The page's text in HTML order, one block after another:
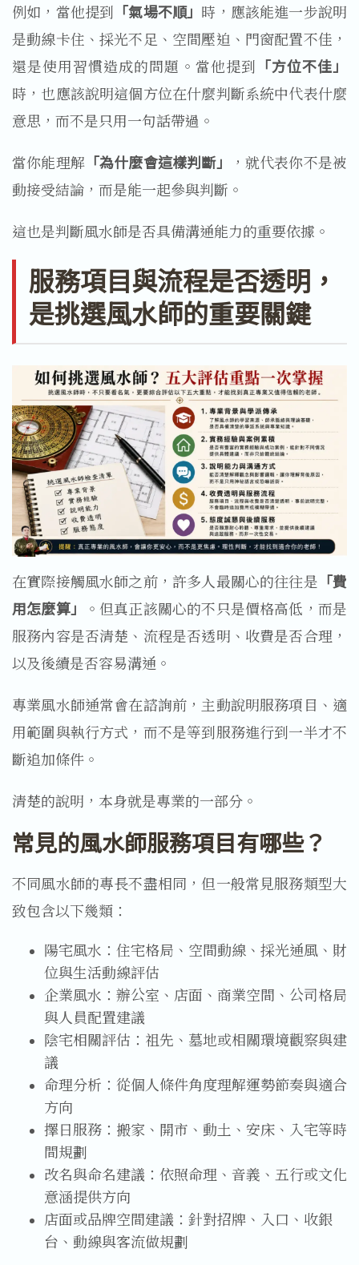
例如，當他提到 「氣場不順」 時，應該能進一步說明
是動線卡住、採光不足、空間壓迫、門窗配置不佳，
還是使用習慣造成的問題。當他提到 「方位不佳」
時，也應該說明這個方位在什麼判斷系統中代表什麼
意思，而不是只用一句話帶過。
當你能理解「為什麼會這樣判斷」
，就代表你不是被
動接受結論，而是能一起參與判斷。
這也是判斷風水師是否具備溝通能力的重要依據。
服務項目與流程是否透明，
是挑選風水師的重要關鍵
在實際接觸風水師之前，許多人最關心的往往是 「費
用怎麼算」
。但真正該關心的不只是價格高低，而是
服務內容是否清楚、流程是否透明、收費是否合理，
以及後續是否容易溝通。
專業風水師通常會在諮詢前，主動說明服務項目、適
用範圍與執行方式，而不是等到服務進行到一半才不
斷追加條件。
清楚的說明，本身就是專業的一部分。
常見的風水師服務項目有哪些？
不同風水師的專長不盡相同，但一般常見服務類型大
致包含以下幾類：
陽宅風水：住宅格局、空間動線、採光通風、財
位與生活動線評估
企業風水：辦公室、店面、商業空間、公司格局
與人員配置建議
陰宅相關評估：祖先、墓地或相關環境觀察與建
議
命理分析：從個人條件角度理解運勢節奏與適合
方向
擇日服務：搬家、開市、動土、安床、入宅等時
間規劃
改名與命名建議：依照命理、音義、五行或文化
意涵提供方向
店面或品牌空間建議：針對招牌、入口、收銀
台、動線與客流做規劃